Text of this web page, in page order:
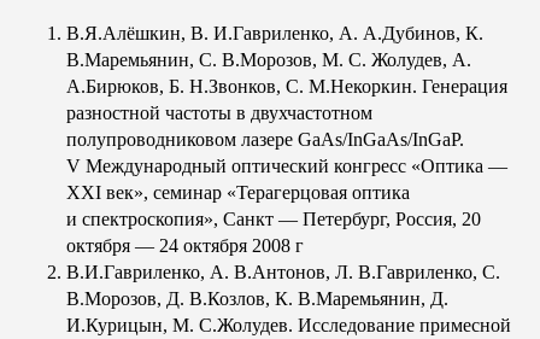
В.Я.Алёшкин, В. И.Гавриленко, А. А.Дубинов, К.
В.Маремьянин, С. В.Морозов, М. С. Жолудев, А.
А.Бирюков, Б. Н.Звонков, С. М.Некоркин. Генерация
разностной частоты в двухчастотном
полупроводниковом лазере GaAs/InGaAs/InGaP.
V Международный оптический конгресс «Оптика —
XXI век», семинар «Терагерцовая оптика
и спектроскопия», Санкт — Петербург, Россия, 20
октября — 24 октября 2008 г
В.И.Гавриленко, А. В.Антонов, Л. В.Гавриленко, С.
В.Морозов, Д. В.Козлов, К. В.Маремьянин, Д.
И.Курицын, М. С.Жолудев. Исследование примесной